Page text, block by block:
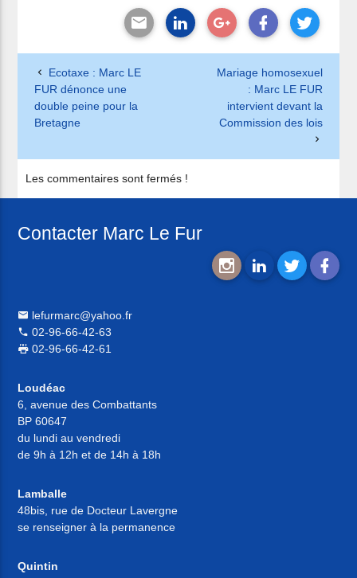
Ecotaxe : Marc LE
FUR dénonce une
double peine pour la
Bretagne
Mariage homosexuel
: Marc LE FUR
intervient devant la
Commission des lois
Les commentaires sont fermés !
Contacter Marc Le Fur
lefurmarc@yahoo.fr
02-96-66-42-63
02-96-66-42-61
Loudéac
6, avenue des Combattants
BP 60647
du lundi au vendredi
de 9h à 12h et de 14h à 18h
Lamballe
48bis, rue de Docteur Lavergne
se renseigner à la permanence
Quintin